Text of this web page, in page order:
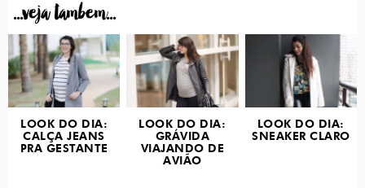
...veja tambem...
LOOK DO DIA:
CALÇA JEANS
PRA GESTANTE
LOOK DO DIA:
GRÁVIDA
VIAJANDO DE
AVIÃO
LOOK DO DIA:
SNEAKER CLARO